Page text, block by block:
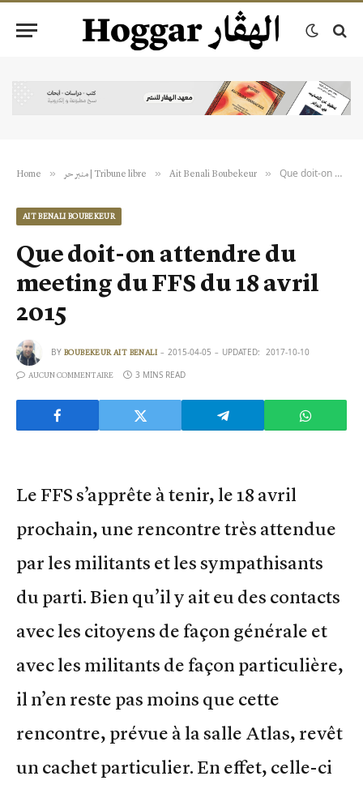
Home » منبر حر | Tribune libre » Ait Benali Boubekeur » Que doit-on attendre du meeting du FFS du 18 avril 2015
AIT BENALI BOUBEKEUR
Que doit-on attendre du
meeting du FFS du 18 avril
2015
BY BOUBEKEUR AIT BENALI 2015-04-05 UPDATED: 2017-10-10
AUCUN COMMENTAIRE 3 MINS READ
Le FFS s’apprête à tenir, le 18 avril
prochain, une rencontre très attendue
par les militants et les sympathisants
du parti. Bien qu’il y ait eu des contacts
avec les citoyens de façon générale et
avec les militants de façon particulière,
il n’en reste pas moins que cette
rencontre, prévue à la salle Atlas, revêt
un cachet particulier. En effet, celle-ci